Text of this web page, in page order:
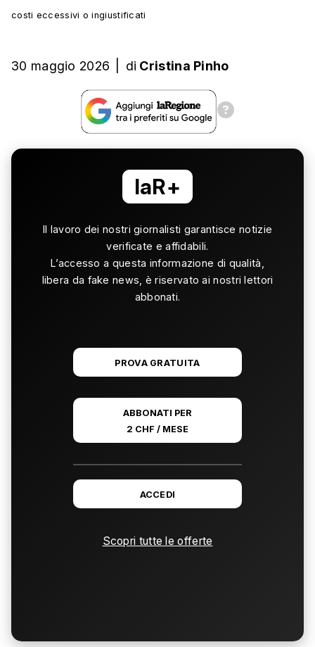
costi eccessivi o ingiustificati
30 maggio 2026 di Cristina Pinho
laR+
Il lavoro dei nostri giornalisti garantisce notizie
verificate e affidabili.
L’accesso a questa informazione di qualità,
libera da fake news, è riservato ai nostri lettori
abbonati.
PROVA GRATUITA
ABBONATI PER
2 CHF / MESE
ACCEDI
Scopri tutte le offerte